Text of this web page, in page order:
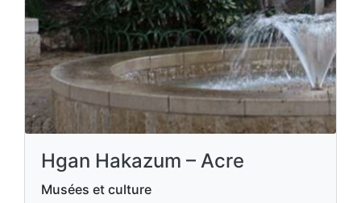
Hgan Hakazum – Acre
Musées et culture